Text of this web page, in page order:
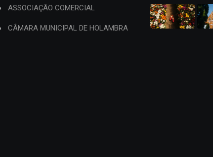
ASSOCIAÇÃO COMERCIAL
CÂMARA MUNICIPAL DE HOLAMBRA